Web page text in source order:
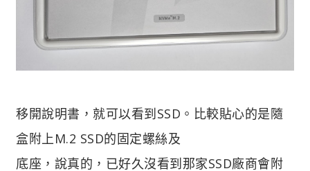
移開說明書，就可以看到SSD。比較貼心的是隨
盒附上M.2 SSD的固定螺絲及
底座，說真的，已好久沒看到那家SSD廠商會附